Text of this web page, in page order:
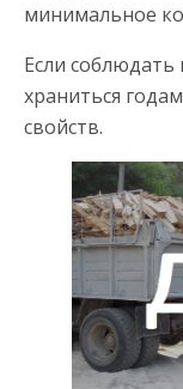
минимальное
Если
храниться
свойств.